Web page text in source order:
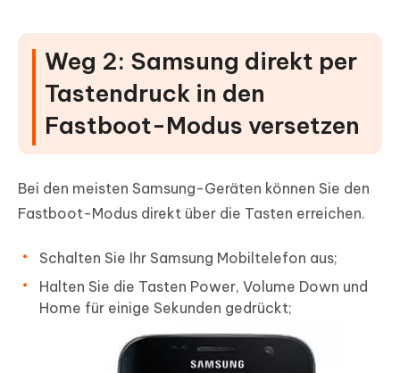
Weg 2: Samsung direkt per
Tastendruck in den
Fastboot-Modus versetzen
Bei den meisten Samsung-Geräten können Sie den
Fastboot-Modus direkt über die Tasten erreichen.
Schalten Sie Ihr Samsung Mobiltelefon aus;
Halten Sie die Tasten Power, Volume Down und
Home für einige Sekunden gedrückt;